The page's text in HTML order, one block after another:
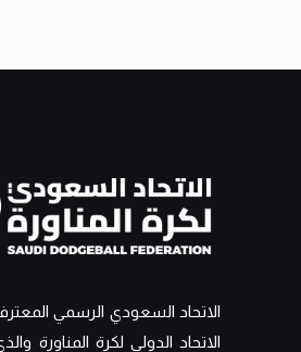
الاتحاد السعودي الرسمي
الاتحاد الدولي لكرة المناورة